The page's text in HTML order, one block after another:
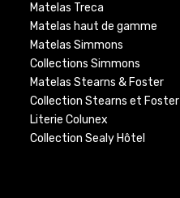
Matelas Treca
Matelas haut de gamme
Matelas Simmons
Collections Simmons
Matelas Stearns & Foster
Collection Stearns et Foster
Literie Colunex
Collection Sealy Hôtel